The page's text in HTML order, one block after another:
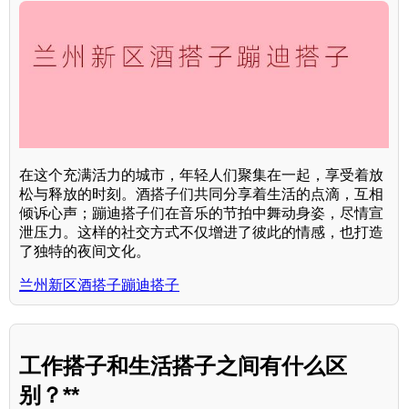
在这个充满活力的城市，年轻人们聚集在一起，享受着放
松与释放的时刻。酒搭子们共同分享着生活的点滴，互相
倾诉心声；蹦迪搭子们在音乐的节拍中舞动身姿，尽情宣
泄压力。这样的社交方式不仅增进了彼此的情感，也打造
了独特的夜间文化。
兰州新区酒搭子蹦迪搭子
工作搭子和生活搭子之间有什么区
别？**